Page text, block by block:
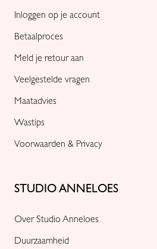
STUDIO ANNELOES
Over Studio Anneloes
Duurzaamheid
Inloggen op je account
Betaalproces
Meld je retour aan
Veelgestelde vragen
Maatadvies
Wastips
Voorwaarden & Privacy